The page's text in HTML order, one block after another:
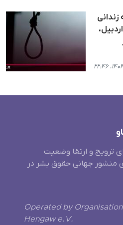
زندانی
ترویج و ارتقا وضعیت
منشور جهانی حقوق بشر در
Operated by
Hengaw e.V.